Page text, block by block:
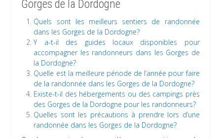
Gorges de la Dordogne
Quels sont les meilleurs sentiers de randonnée
dans les Gorges de la Dordogne?
Y a-t-il des guides locaux disponibles pour
accompagner les randonneurs dans les Gorges de
la Dordogne?
Quelle est la meilleure période de l’année pour faire
de la randonnée dans les Gorges de la Dordogne?
Existe-t-il des hébergements ou des campings près
des Gorges de la Dordogne pour les randonneurs?
Quelles sont les précautions à prendre lors d’une
randonnée dans les Gorges de la Dordogne?